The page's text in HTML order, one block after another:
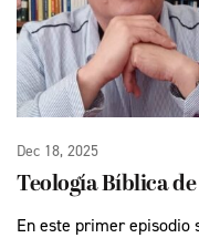
Dec 18, 2025
Teología Bíblica
En este primer episodio